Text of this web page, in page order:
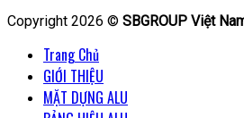
Copyright 2026 © SBGROUP Việt
Trang Chủ
GIỚI THIỆU
MẶT DỰNG ALU